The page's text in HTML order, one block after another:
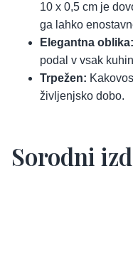
10 x 0,5 cm je
ga lahko
Elegantna oblika:
podal v vsak
Trpežen:
življenjsko dobo.
Sorodni